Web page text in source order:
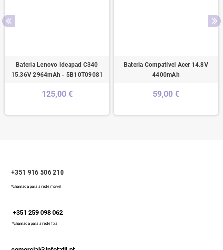
Bateria Lenovo Ideapad C340
15.36V 2964mAh - 5B10T09081
125,00 €
Bateria Compatível Acer 14.8V
4400mAh
59,00 €
+351 916 506 210
*chamada para a rede móvel
+351 259 098 062
*chamada para a rede fixa